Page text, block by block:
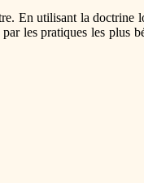
En utilisant la doctrine
les pratiques les plus